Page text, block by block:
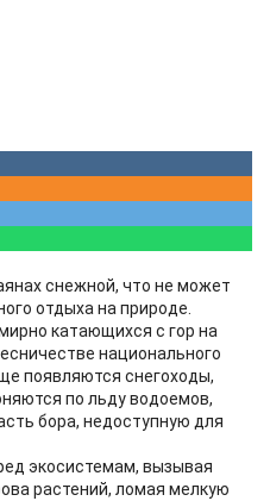
снежной, что не может
отдыха на природе.
катающихся с гор на
национального
появляются снегоходы,
по льду водоемов,
бора, недоступную для
экосистемам, вызывая
растений, ломая мелкую